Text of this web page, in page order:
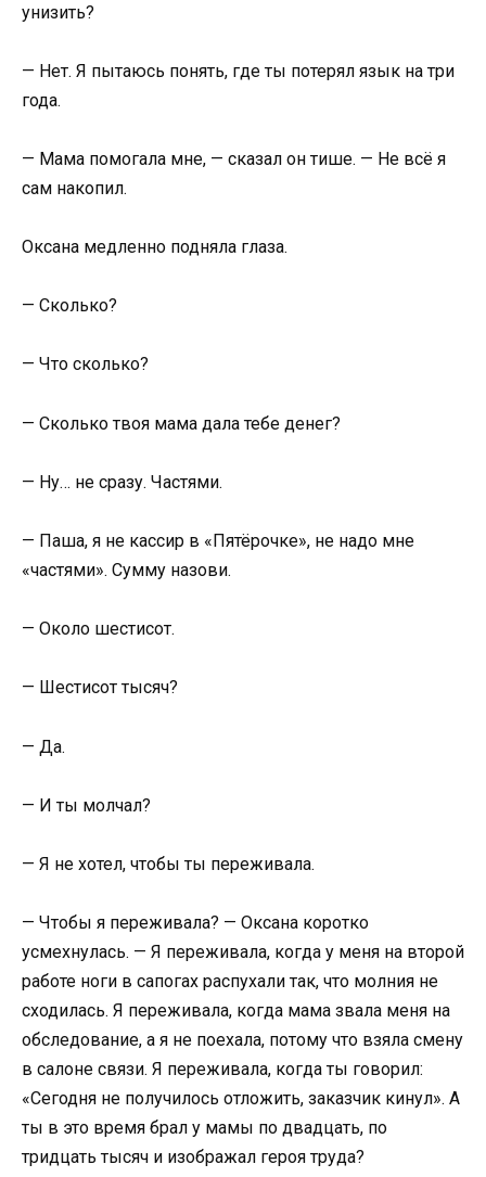
унизить?
— Нет. Я пытаюсь понять, где ты потерял язык на три
года.
— Мама помогала мне, — сказал он тише. — Не всё я
сам накопил.
Оксана медленно подняла глаза.
— Сколько?
— Что сколько?
— Сколько твоя мама дала тебе денег?
— Ну… не сразу. Частями.
— Паша, я не кассир в «Пятёрочке», не надо мне
«частями». Сумму назови.
— Около шестисот.
— Шестисот тысяч?
— Да.
— И ты молчал?
— Я не хотел, чтобы ты переживала.
— Чтобы я переживала? — Оксана коротко
усмехнулась. — Я переживала, когда у меня на второй
работе ноги в сапогах распухали так, что молния не
сходилась. Я переживала, когда мама звала меня на
обследование, а я не поехала, потому что взяла смену
в салоне связи. Я переживала, когда ты говорил:
«Сегодня не получилось отложить, заказчик кинул». А
ты в это время брал у мамы по двадцать, по
тридцать тысяч и изображал героя труда?